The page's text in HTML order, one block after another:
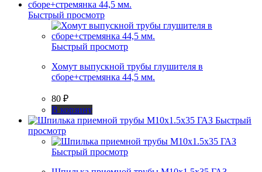
Быстрый просмотр
Быстрый просмотр
Хомут выпускной трубы глушителя в
сборе+стремянка 44,5 мм.
80 ₽
В корзину
Быстрый
просмотр
Быстрый просмотр